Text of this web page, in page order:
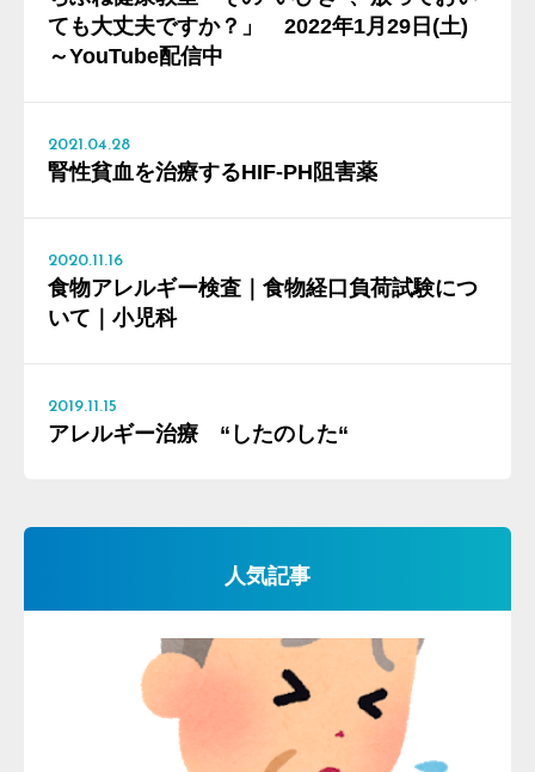
ても大丈夫ですか？」 2022年1月29日(土)
～YouTube配信中
2021.04.28
腎性貧血を治療するHIF-PH阻害薬
2020.11.16
食物アレルギー検査｜食物経口負荷試験につ
いて｜小児科
2019.11.15
アレルギー治療 “したのした“
人気記事